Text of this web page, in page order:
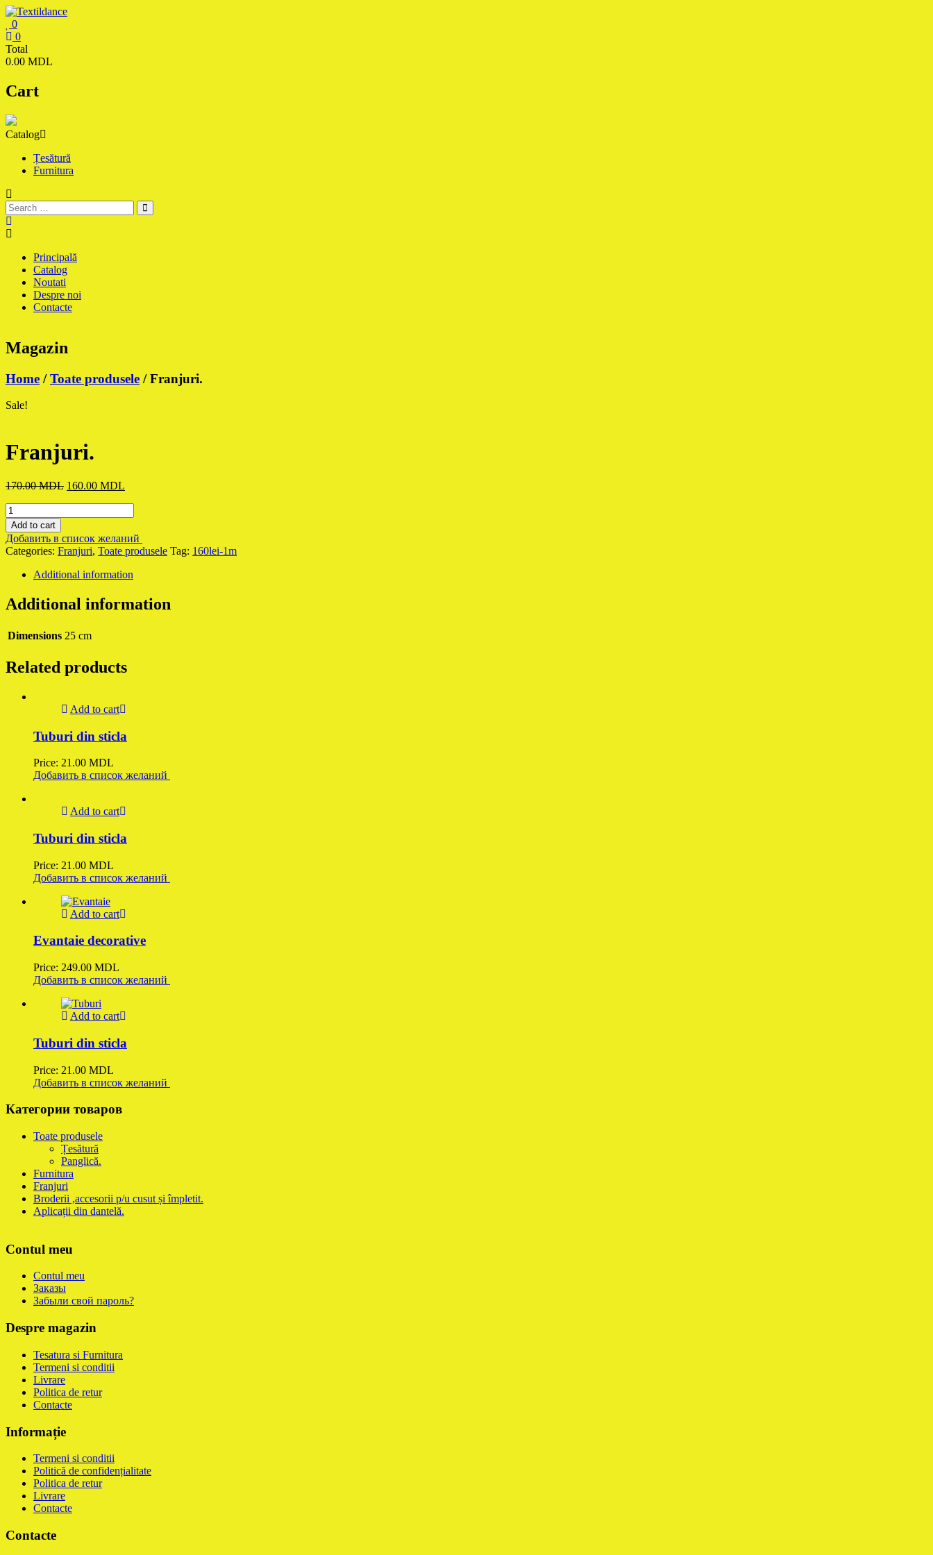
Skip
to
content
Textildance.md
0
0
Total
0.00 MDL
Cart
Catalog
Țesătură
Furnitura
Principală
Catalog
Noutati
Despre noi
Contacte
Magazin
Home /Toate produsele / Franjuri.
Sale!
Franjuri.
170.00MDL Original
160.00 MDL
Franjuri.
quantity
Add to cart
Добавить в список желаний
Categories: Franjuri, Toate produsele Tag: 160lei-1m
Additional information
Additional information
Dimensions 25 cm
Related products
Add to cart
Tuburi din sticla
Price: 21.00 MDL
Добавить в список желаний
Add to cart
Tuburi din sticla
Price: 21.00 MDL
Добавить в список желаний
Add to cart
Evantaie decorative
Price: 249.00 MDL
Добавить в список желаний
Add to cart
Tuburi din sticla
Price: 21.00 MDL
Добавить в список желаний
Категории товаров
Toate produsele
Țesătură
Panglică.
Furnitura
Franjuri
Broderii ,accesorii p/u cusut și împletit.
Aplicații din dantelă.
Contul meu
Contul meu
Заказы
Забыли свой пароль?
Despre magazin
Tesatura si Furnitura
Termeni si conditii
Livrare
Politica de retur
Contacte
Informație
Termeni si conditii
Politică de confidențialitate
Politica de retur
Livrare
Contacte
Contacte